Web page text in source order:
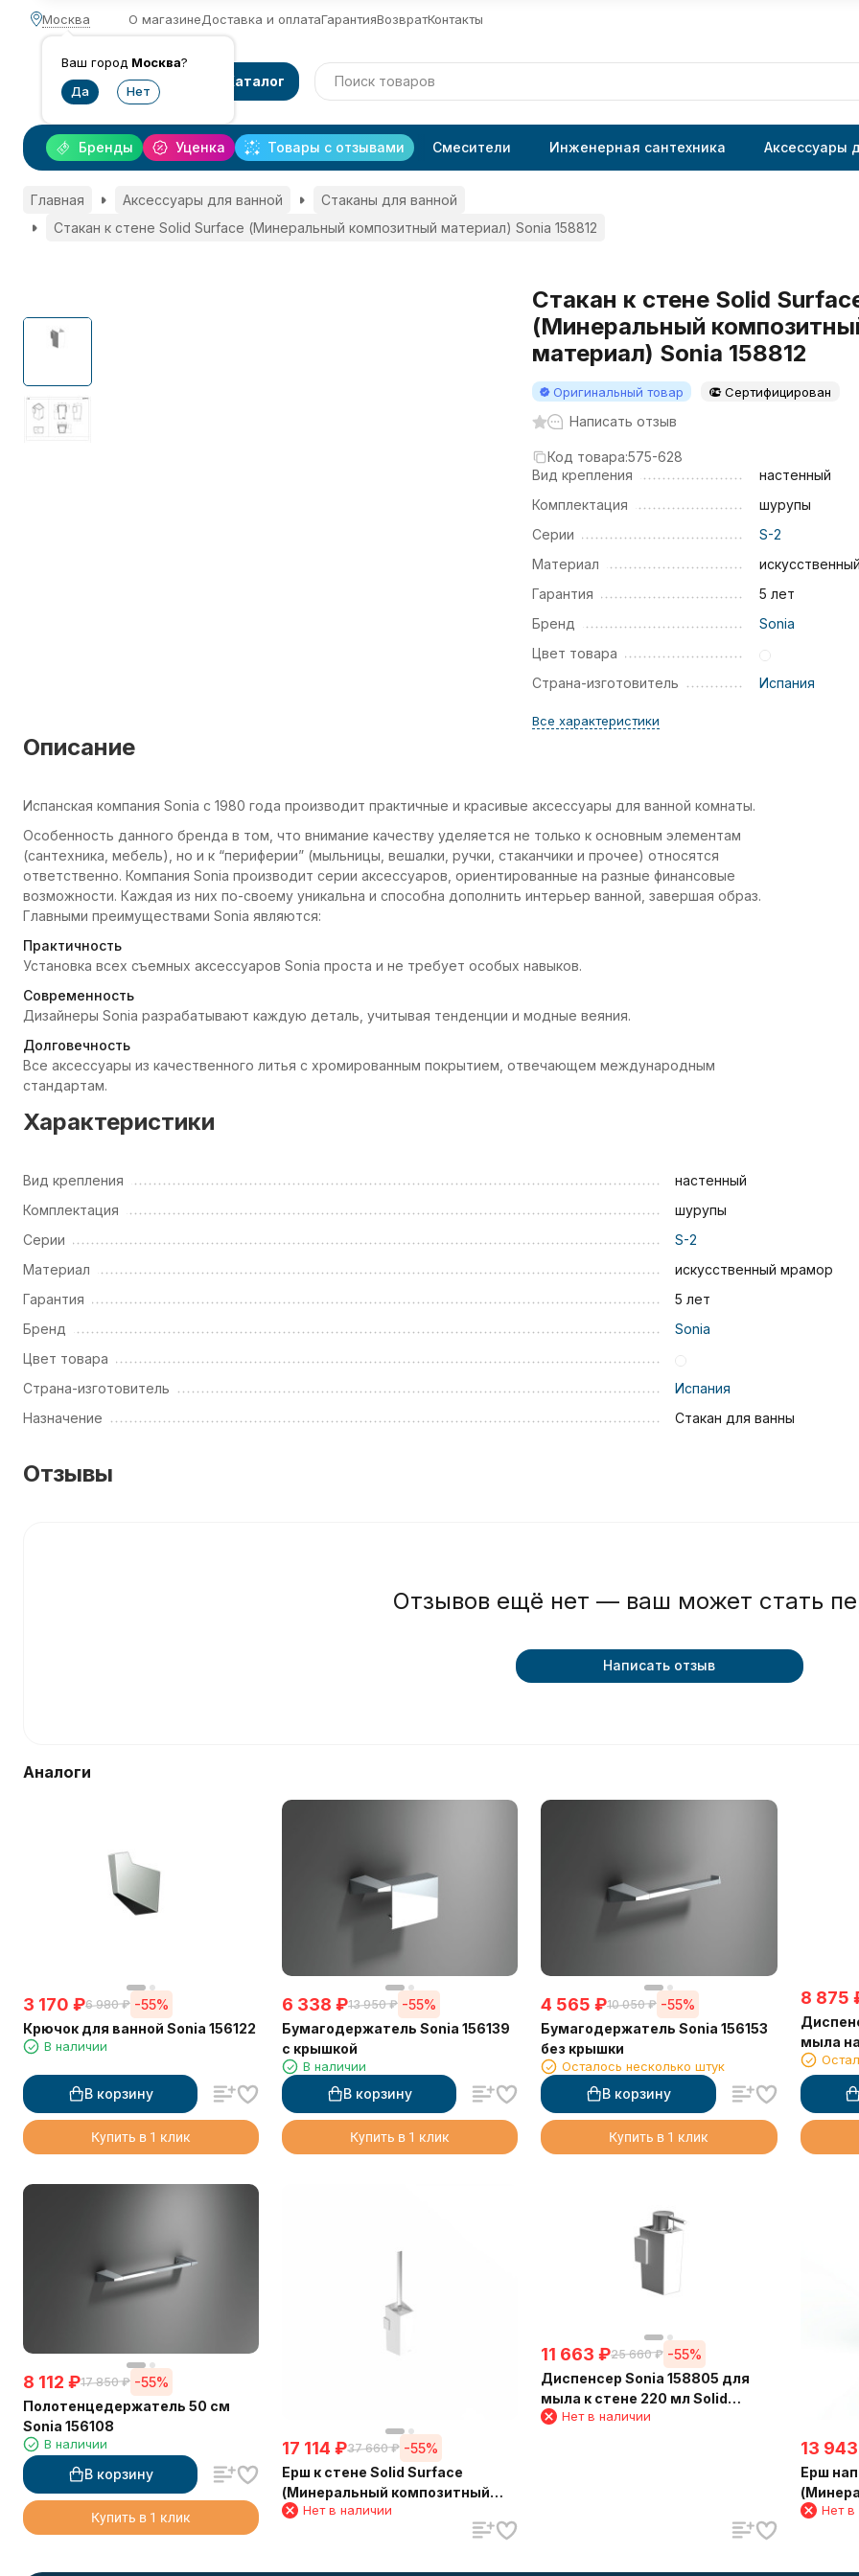
Москва
Ваш город Москва?
О магазинеДоставка и оплатаГарантияВозвратКонтакты
Каталог
Уценка Товары с отзывами
Бренды Смесители Инженерная сантехника Аксессуары
Главная Аксессуары для ванной
Стаканы для ванной
Стакан к стене Solid Surface (Минеральный композитный материал) Sonia 158812
Стакан к стене Solid
(Минеральный
материал) Sonia 158812
Оригинальный товар Сертифицирован
Написать отзыв
Код товара:575-628
Вид крепления
настенный
Комплектация
шурупы
Серии
S-2
Материал
Гарантия
5 лет
Бренд
Sonia
Цвет товара
Страна-изготовитель
Испания
Все характеристики
Описание
Испанская компания Sonia с 1980 года производит практичные и красивые аксессуары для ванной комнаты.
Особенность данного бренда в том, что внимание качеству уделяется не только к основным элементам
(сантехника, мебель), но и к “периферии” (мыльницы, вешалки, ручки, стаканчики и прочее) относятся
ответственно. Компания Sonia производит серии аксессуаров, ориентированные на разные финансовые
возможности. Каждая из них по-своему уникальна и способна дополнить интерьер ванной, завершая образ.
Главными преимуществами Sonia являются:
Практичность
Установка всех съемных аксессуаров Sonia проста и не требует особых навыков.
Современность
Дизайнеры Sonia разрабатывают каждую деталь, учитывая тенденции и модные веяния.
Долговечность
Все аксессуары из качественного литья с хромированным покрытием, отвечающем международным
стандартам.
Характеристики
Вид крепления
настенный
Комплектация
шурупы
Серии
S-2
Материал
искусственный мрамор
Гарантия
5 лет
Бренд
Sonia
Цвет товара
Страна-изготовитель
Испания
Назначение
Стакан для ванны
Отзывы
Отзывов ещё нет — ваш может стать
Написать отзыв
Аналоги
3 170 ₽6 980 ₽ -55%
Крючок для ванной Sonia 156122
В наличии
В корзину
Купить в 1 клик
6 338 ₽13 950 ₽ -55%
Бумагодержатель Sonia 156139
с крышкой
В наличии
В корзину
Купить в 1 клик
4 565 ₽10 050 ₽ -55%
Бумагодержатель Sonia 156153
без крышки
Осталось несколько штук
В корзину
Купить в 1 клик
8 875
мыла
8 112 ₽17 850 ₽ -55%
Полотенцедержатель 50 см
Sonia 156108
В наличии
В корзину
Купить в 1 клик
17 114 ₽37 660 ₽ -55%
Ерш к стене Solid Surface
(Минеральный композитный
материал) Sonia 158799
Нет в наличии
11 663 ₽25 660 ₽ -55%
Диспенсер Sonia 158805 для
мыла к стене 220 мл Solid
Surface (Минеральный
Нет в наличии
13 943
Ерш
Нет в